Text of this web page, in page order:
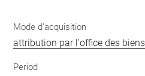
Mode d'acquisition
attribution par l'office des
Period